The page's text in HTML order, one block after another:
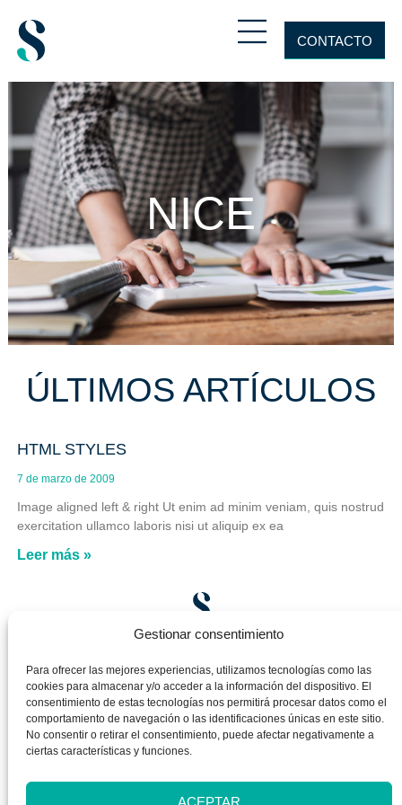
Gestionar consentimiento
Para ofrecer las mejores experiencias, utilizamos tecnologías como las
cookies para almacenar y/o acceder a la información del dispositivo. El
consentimiento de estas tecnologías nos permitirá procesar datos como el
comportamiento de navegación o las identificaciones únicas en este sitio.
No consentir o retirar el consentimiento, puede afectar negativamente a
ciertas características y funciones.
ACEPTAR
CONTACTO
NICE
ÚLTIMOS ARTÍCULOS
HTML STYLES
7 de marzo de 2009
Image aligned left & right Ut enim ad minim veniam, quis nostrud
exercitation ullamco laboris nisi ut aliquip ex ea
Leer más »
Enviar